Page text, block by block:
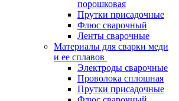
порошковая
Прутки присадочные
Флюс сварочный
Ленты сварочные
Материалы для сварки меди
и ее сплавов
Электроды сварочные
Проволока сплошная
Прутки присадочные